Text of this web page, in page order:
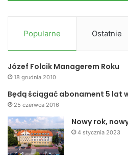
Popularne Ostatnie
Józef Folcik Managerem Roku
18 grudnia 2010
Będą ściągać abonament 5 lat
25 czerwca 2016
Nowy rok,
4 stycznia 2023